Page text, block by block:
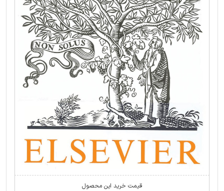
قیمت خرید این محصول